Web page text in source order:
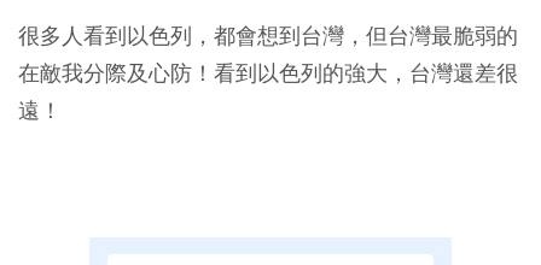
很多人看到以色列，都會想到台灣，但台灣最脆弱的
在敵我分際及心防！看到以色列的強大，台灣還差很
遠！